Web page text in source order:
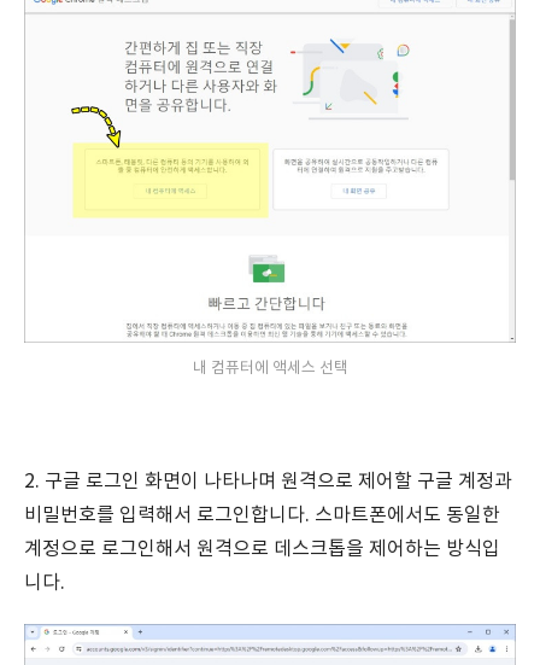
내 컴퓨터에 액세스 선택
2. 구글 로그인 화면이 나타나며 원격으로 제어할 구글 계정과
비밀번호를 입력해서 로그인합니다. 스마트폰에서도 동일한
계정으로 로그인해서 원격으로 데스크톱을 제어하는 방식입
니다.